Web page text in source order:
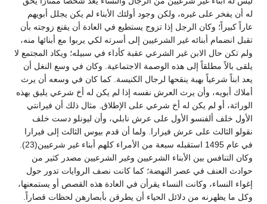
له أن يفخر على غيره، ولكن وجود أولئك الأبناء لم يكن يجلل أبويهم
عاراً كبيراً؛ وكان الرجل إذا تزوج يستطيع في العادة أن يقنع زوجته بأن
تقبل انضمام أبنائه غير الشرعيين إلى أسرته لكي يربوا مع أبنائها منه،
ولم تكن حال الابن غير الشرعي عقبة كأداء في سبيله؛ ويكاد المجتمع لا
يلقى بالاً مطلقاً إلى هذه الوصمة الاجتماعية. وكان في وسع النغل أن
يعد ابناً شرعياً بهبة ينقحها لرجال الكنيسة. كما كان في وسعه أن يرث
أملاك أبويه، وأن يرث العرش نفسه إذا لم يكن له أخ شرعي يليق بهذه
الوراثة، أو لم يكن له أخ شرعي على الإطلاق. مثال ذلك أن فيرانتي
الأول خلف ألفنسو الأول على عرش نابلي، وأن ليونلو دست خلف
نقولو الثالث على عرش فيرارا. ولما أن قدم بيوس الثالث إلى فيرارا
في عام 1495 استقبله سبعة من الأمراء كلهم أبناء غير شرعيين(23).
وكان التنافس بين الأبناء الشرعيين وغير الشرعيين مصدر كثير من
حوادث العنف في عصر النهضة؛ كما كانت نصف الروايات تدور حول
إغواء النساء، وكانت النساء يقرأن في العادة هذه القصص أو يستمعنها،
وكل ما يظهرنه من دلائل الحياء أن يطرقن بأبصارهن لحظات قصاراً.